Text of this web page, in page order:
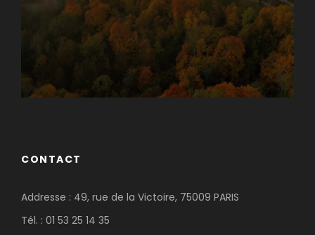
CONTACT
Addresse : 49, rue de la Victoire, 75009 PARIS
Tél. : 01 53 25 14 35